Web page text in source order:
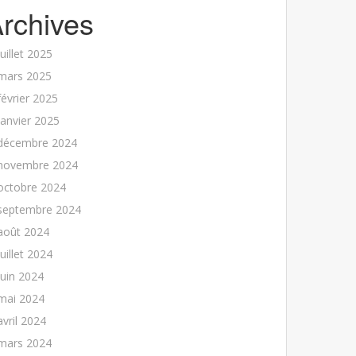
2025
2025
2025
2025
2024
2024
2024
2024
2024
2024
2024
2024
2024
2024